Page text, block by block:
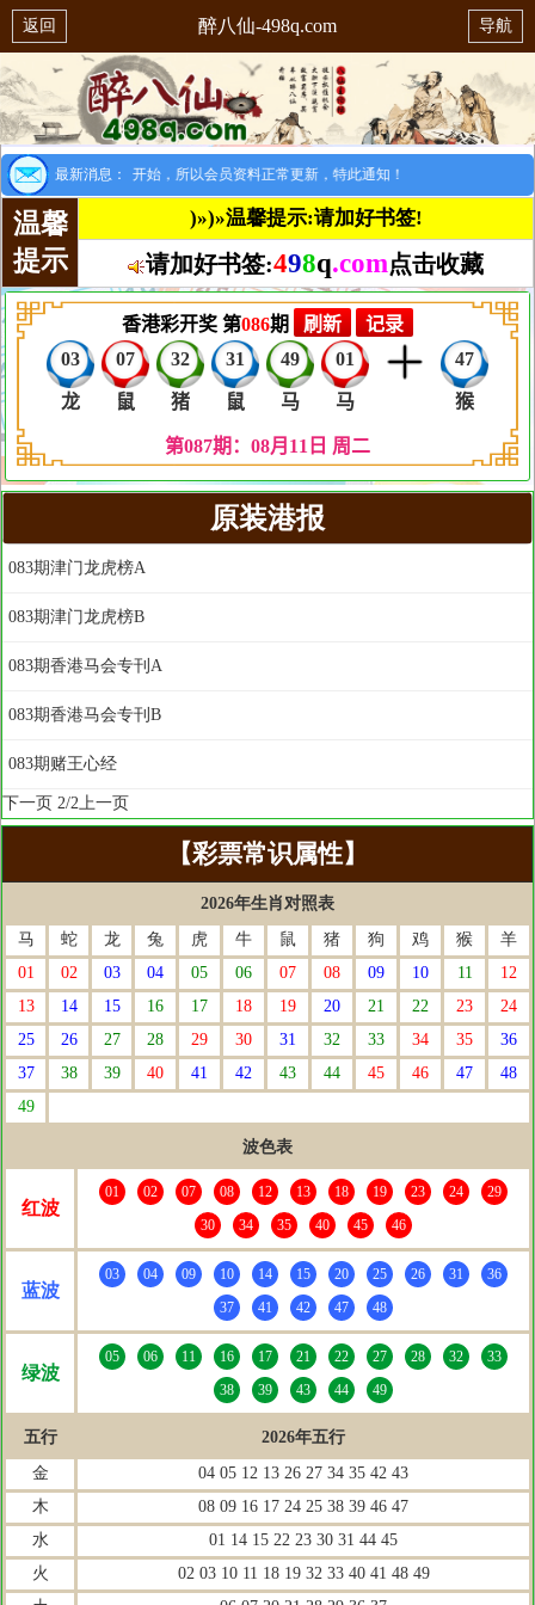
返回 醉八仙-498q.com 导航
最新消息：
提示：8月1日开始，所以会员资料正常更新，特此通知！
温馨
提示
)»)»温馨提示:请加好书签!
请加好书签:498q.com点击收藏
原装港报
083期津门龙虎榜A
083期津门龙虎榜B
083期香港马会专刊A
083期香港马会专刊B
083期赌王心经
下一页 2/2上一页
【彩票常识属性】
2026年生肖对照表
马
蛇 龙 兔 虎 牛 鼠 猪 狗 鸡 猴
羊
01
02 03 04 05 06 07 08 09 10 11
12
13
14 15 16 17 18 19 20 21 22 23
24
25
26 27 28 29 30 31 32 33 34 35
36
37
38 39 40 41 42 43 44 45 46 47
48
49
波色表
红波
01 02 07 08 12 13 18 19 23 24
29
30
34 35 40 45 46
蓝波
03 04 09 10 14 15 20 25 26 31
36
37
41 42 47 48
绿波
05 06 11 16 17 21 22 27 28 32
33
38
39 43 44 49
五行
2026年五行
金
04 05 12 13 26 27 34 35 42 43
木
08 09 16 17 24 25 38 39 46 47
水
01 14 15 22 23 30 31 44 45
火
02 03 10 11 18 19 32 33 40 41 48 49